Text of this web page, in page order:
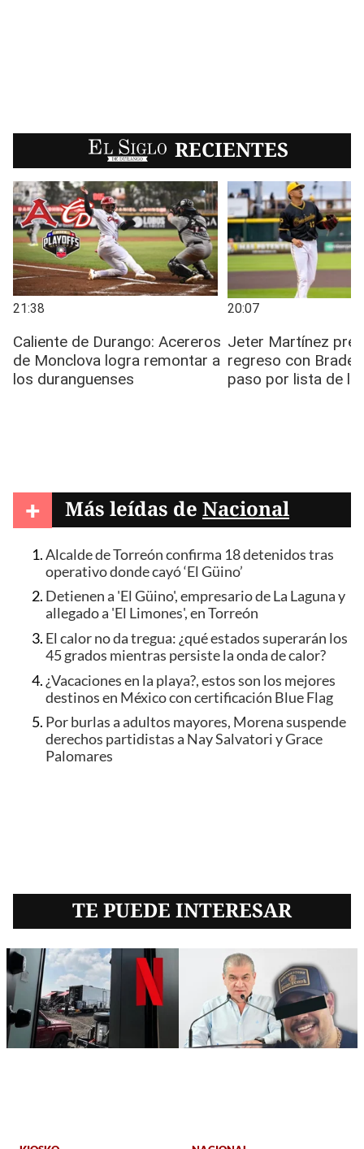
EL SIGLO RECIENTES
+ Más leídas de Nacional
Alcalde de Torreón confirma 18 detenidos tras
operativo donde cayó ‘El Güino’
Detienen a 'El Güino', empresario de La Laguna y
allegado a 'El Limones', en Torreón
El calor no da tregua: ¿qué estados superarán los
45 grados mientras persiste la onda de calor?
¿Vacaciones en la playa?, estos son los mejores
destinos en México con certificación Blue Flag
Por burlas a adultos mayores, Morena suspende
derechos partidistas a Nay Salvatori y Grace
Palomares
TE PUEDE INTERESAR